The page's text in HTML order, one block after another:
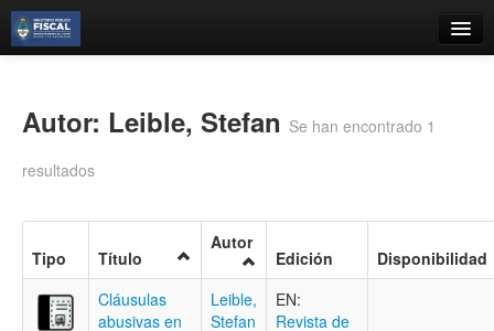
Búsqueda Avanzada
Contacto
Iniciar sesión
Autor: Leible, Stefan Se han encontrado 1
resultados
Tipo Título
Autor
Edición Disponibilidad
Cláusulas
abusivas en
Leible,
Stefan
EN:
Revista de